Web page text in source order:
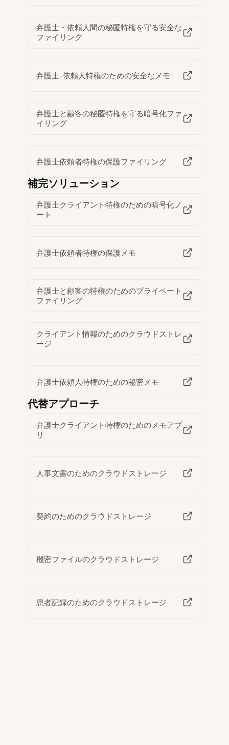
弁護士・依頼人間の秘匿特権を守る安全な
ファイリング
弁護士-依頼人特権のための安全なメモ
弁護士と顧客の秘匿特権を守る暗号化ファ
イリング
弁護士依頼者特権の保護ファイリング
補完ソリューション
弁護士クライアント特権のための暗号化ノ
ート
弁護士依頼者特権の保護メモ
弁護士と顧客の特権のためのプライベート
ファイリング
クライアント情報のためのクラウドストレ
ージ
弁護士依頼人特権のための秘密メモ
代替アプローチ
弁護士クライアント特権のためのメモアプ
リ
人事文書のためのクラウドストレージ
契約のためのクラウドストレージ
機密ファイルのクラウドストレージ
患者記録のためのクラウドストレージ